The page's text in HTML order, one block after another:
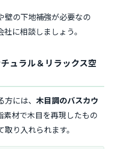
壁の下地補強が必要なの
に相談しましょう。
ュラル＆リラックス空
には、 木目調のバスカウ
素材で木目を再現したもの
り入れられます。